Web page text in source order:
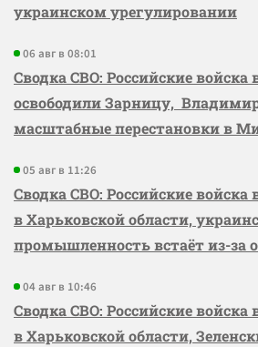
украинском урегулировании
06 авг в 08:01
Сводка СВО: Российские
освободили Зарницу,
масштабные перестановки в
05 авг в 11:26
Сводка СВО: Российские
в Харьковской области,
промышленность встаёт из-за
04 авг в 10:46
Сводка СВО: Российские войска
в Харьковской области,